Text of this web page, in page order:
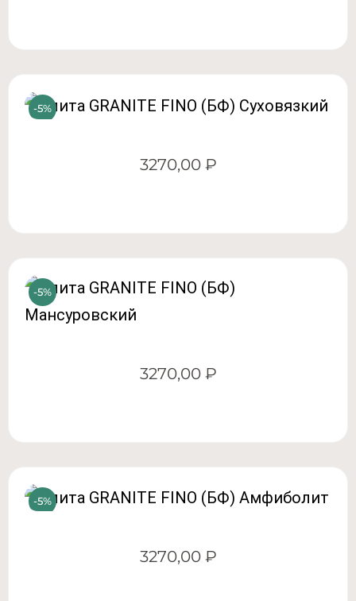
3270,00 ₽
3270,00 ₽
3270,00 ₽